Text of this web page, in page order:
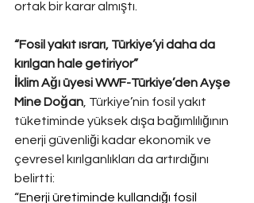
ortak bir karar almıştı.
“Fosil yakıt ısrarı, Türkiye’yi daha da
kırılgan hale getiriyor”
İklim Ağı üyesi WWF-Türkiye’den Ayşe
Mine Doğan , Türkiye’nin fosil yakıt
tüketiminde yüksek dışa bağımlılığının
enerji güvenliği kadar ekonomik ve
çevresel kırılganlıkları da artırdığını
belirtti:
“Enerji üretiminde kullandığı fosil